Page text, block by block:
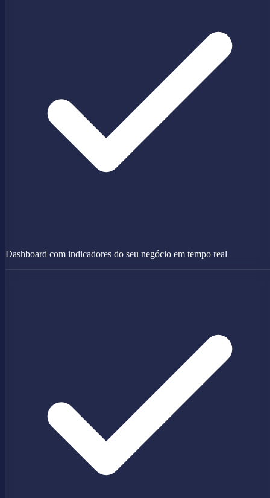
Dashboard com indicadores do seu negócio em tempo real